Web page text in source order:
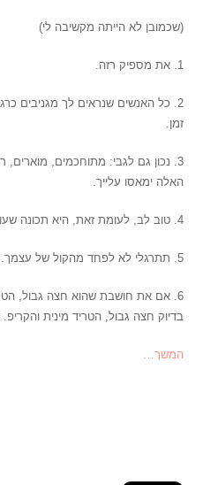
(שכמובן לא הייתה מקשיבה לי)
1. את מספיק רזה.
2. כל האנשים שנראים לך מגניבים
זמן.
3. נכון גם לגבי: מתוחכמים, מוארים,
האלה ימאסו עלייך.
4. טוב לב, לעומת זאת, היא תכונה שעומדת במבחן הזמן.
5. תתרגלי לא לפחד מהקול של עצמך.
6. אם את חושבת שהוא חצה גבול,
בדיוק חצה גבול, הטריד מינית
המשך…